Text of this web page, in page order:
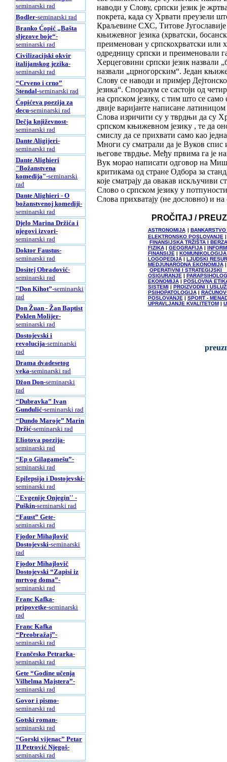
seminarski rad
Bodler-seminarski rad
Branko Ćopić „Bašta
sljezove boje“-
seminarski rad
Civilizacijski okvir
italijanskog jezika-
seminarski rad
“Crveno i crno”
Stendal-seminarski rad
Ćopićeva poezija za
decu-seminarski rad
Dečja književnost-
seminarski rad
Dante Aligijeri-
seminarski rad
Dante Alighieri
"Božanstvena
komedija"-seminarski
rad
Dante Alighieri - O
božanstvenoj komediji-
seminarski rad
Djelo Marina Držića i
njegovi izvori-
seminarski rad
Doktor Faustus-
seminarski rad
Dositej Obradović-
seminarski rad
“Don Kihot”-seminarski
rad
Don Žuan - Žan Baptist
Poklen Molijer-
seminarski rad
Dostojevski i
revolucija-seminarski
rad
Drama dvadesetog
veka-seminarski rad
Džon Don-seminarski
rad
“Dubravka” Ivan
Gundulić-seminarski rad
“Dundo Maroje” Marin
Držić-seminarski rad
Eliotova poezija-
seminarski rad
“Ep o Gilagamešu”-
seminarski rad
Epilepsija i Dostojevski-
seminarski rad
''Evgenije Onjegin'' -
Puškin-seminarski rad
“Faust” Gete-
seminarski rad
Fjodor Mihajlovič
Dostojevski-seminarski
rad
Fjodor Mihajlovič
Dostojevski “Zapisi iz
mrtvog doma”-
seminarski rad
Franc Kafka-
pripovetke-seminarski
rad
Franc Kafka
“Preobražaj”-
seminarski rad
Frančesko Petrarka-
seminarski rad
Gete “Godine učenja
Vilhelma Majstera”-
seminarski rad
Govor i pismo-
seminarski rad
Gotski roman-
seminarski rad
“Gorski vijenac” Petar
II Petrović Njegoš-
seminarski rad
наводи у Слову, српски језик је
покрета, када су Хрвати преузели
Краљевине СХС, Титове
књижевног језика (хрватски,
преименован у српскохрватски или
одредницу српски и преименовали
Херцеговини српски језик назвали
назвали „црногорским“. Један
Слову се наводи и примјер
језика“. Споразум се састоји од
на српском језику, с тим што се само
двије варијанте написане
Слова изричити су у тврдњи да су
српском књижевном језику , те да
смислу да се прихвати само као
Многи су сматрали да је Вуков спис
његове тврдње. Међу првима га је
Вук морао написати одговор на
критикама од стране Одбора за
које сматрају да овакав искључиви
Слово о српском језику у
Слова прихватају (не дословно) и
PROČITAJ /
ASTRONOMIJA
ELEKTRONSKO POSLOVANJE
FINANSIJSKA TRŽIŠTA I
FIZIKA| GEOGRAFIJA|
FINANSIJE|
LOGOPEDIJA|
LJUDSKI
MEDJUNARODNA EKONOMIJA
OPERATIVNI I STRATEGIJSKI
OSIGURANJE|
EKONOMIJA|
POSLOVNA
SISTEMI
PROIZVODNI I
PSIHOPATOLOGIJA|
POSLOVANJE| SPORT -
UPRAVLJANJE KVALITETOM